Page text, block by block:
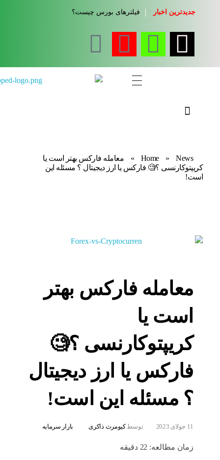
جدیدترین اخبار فیلترهای بورس چیست؟
Home » News
»
معامله فارکس بهتر است یا
کریپتوکارنسی ؟🧐 فارکس یا ارز دیجیتال ؟ مسئله این
است!
معامله فارکس بهتر
است یا
کریپتوکارنسی ؟🧐
فارکس یا ارز دیجیتال
؟ مسئله این است!
11 جولای 2023 توسط کیومرث ذاکری بازار سرمایه
زمان مطالعه: 22 دقیقه